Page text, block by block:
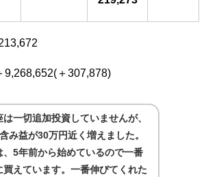
＋307,878)
は一切追加投資していませんが、
み益が30万円近く増えました。
、5年前から始めているので一番
買えています。一番伸びてくれた